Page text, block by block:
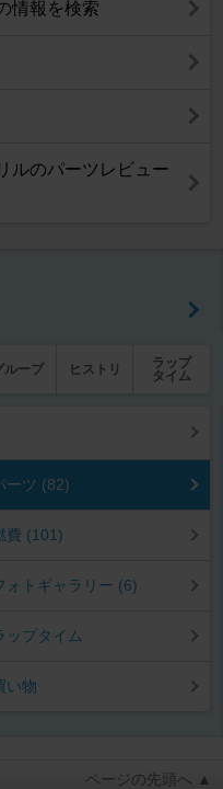
情報を検索
ルのパーツレビュー
ループ ヒストリ
ラップ
タイム
ーツ (82)
費 (101)
ォトギャラリー (6)
ップタイム
い物
ページの先頭へ ▲